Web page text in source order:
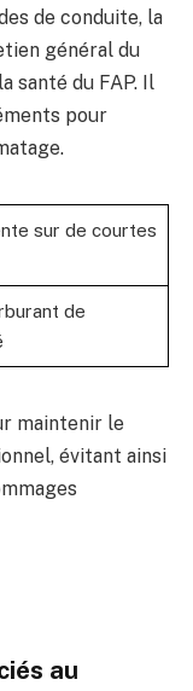
de conduite, la
général du
santé du FAP. Il
pour
sur de courtes
de
maintenir le
évitant ainsi
au